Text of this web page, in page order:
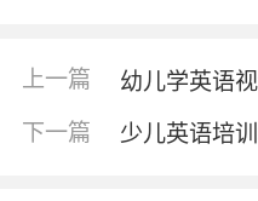
少儿在线英语机构哪
英语机构的教学优势
上一篇 幼儿学英语
下一篇 少儿英语培